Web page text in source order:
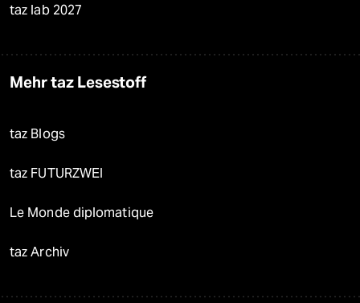
taz lab 2027
Mehr taz Lesestoff
taz Blogs
taz FUTURZWEI
Le Monde diplomatique
taz Archiv